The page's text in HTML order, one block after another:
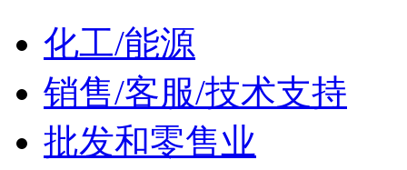
化工/能源
销售/客服/技术支持
批发和零售业